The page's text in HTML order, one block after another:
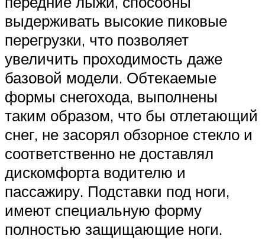
выдерживать высокие пиковые
перегрузки, что позволяет
увеличить проходимость даже
базовой модели. Обтекаемые
формы снегохода, выполнены
таким образом, что бы отлетающий
снег, не засорял обзорное стекло и
соответственно не доставлял
дискомфорта водителю и
пассажиру. Подставки под ноги,
имеют специальную форму
полностью защищающие ноги.